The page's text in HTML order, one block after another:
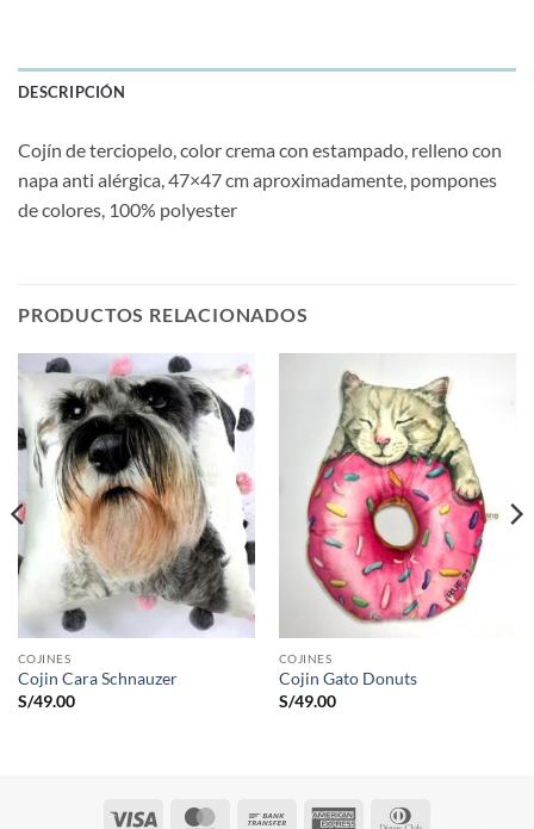
DESCRIPCIÓN
Cojín de terciopelo, color crema con estampado, relleno con
napa anti alérgica, 47×47 cm aproximadamente, pompones
de colores, 100% polyester
PRODUCTOS RELACIONADOS
COJINES
Cojin Cara Schnauzer
S/49.00
COJINES
Cojin Gato Donuts
S/49.00
Visa MasterCardBank American